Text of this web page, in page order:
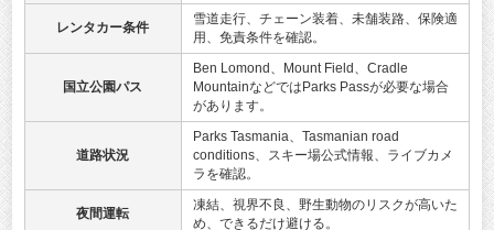
レンタカー条件
雪道走行、チェーン装着、未舗装路、保険適
用、免責条件を確認。
国立公園パス
Ben Lomond、Mount Field、Cradle
MountainなどではParks Passが必要な場合
があります。
道路状況
Parks Tasmania、Tasmanian road
conditions、スキー場公式情報、ライブカメ
ラを確認。
夜間運転
凍結、視界不良、野生動物のリスクが高いた
め、できるだけ避ける。